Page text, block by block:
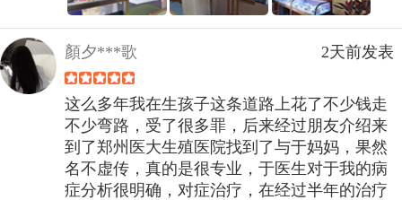
顏夕***歌 2天前发表
这么多年我在生孩子这条道路上花了不少钱走
不少弯路，受了很多罪，后来经过朋友介绍来
到了郑州医大生殖医院找到了与于妈妈，果然
名不虚传，真的是很专业，于医生对于我的病
症分析很明确，对症治疗，在经过半年的治疗